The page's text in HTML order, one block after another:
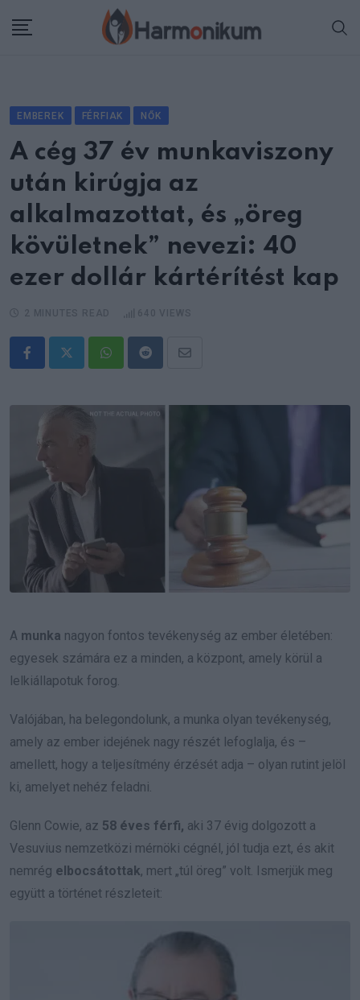
EMBEREK FÉRFIAK NŐK
A cég 37 év munkaviszony
után kirúgja az
alkalmazottat, és „öreg
kövületnek” nevezi: 40
ezer dollár kártérítést kap
WhatsappRedditShare
Email
A munka nagyon fontos tevékenység az ember életében:
egyesek számára ez a minden, a központ, amely körül a
lelkiállapotuk forog.
Valójában, ha belegondolunk, a munka olyan tevékenység,
amely az ember idejének nagy részét lefoglalja, és –
amellett, hogy a teljesítmény érzését adja – olyan rutint jelöl
ki, amelyet nehéz feladni.
Glenn Cowie, az 58 éves férfi, aki 37 évig dolgozott a
Vesuvius nemzetközi mérnöki cégnél, jól tudja ezt, és akit
nemrég elbocsátottak, mert „túl öreg” volt. Ismerjük meg
együtt a történet részleteit: